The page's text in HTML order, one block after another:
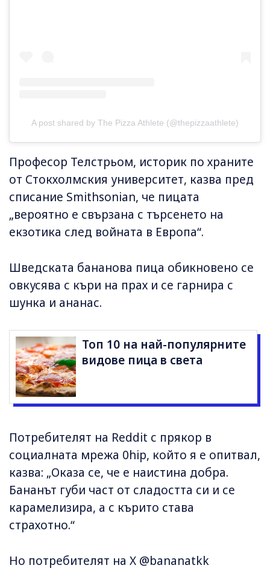
A post shared by The Pizza Athlete (@thepizzaathlete)
Професор Телстрьом, историк по храните
от Стокхолмския университет, казва пред
списание Smithsonian, че пицата
„вероятно е свързана с търсенето на
екзотика след войната в Европа“.
Шведската бананова пица обикновено се
овкусява с къри на прах и се гарнира с
шунка и ананас.
Топ 10 на най-популярните
видове пица в света
Потребителят на Reddit с прякор в
социалната мрежа 0hip, който я е опитвал,
казва: „Оказа се, че е наистина добра.
Бананът губи част от сладостта си и се
карамелизира, а с кърито става
страхотно.“
Но потребителят на X @bananatkk